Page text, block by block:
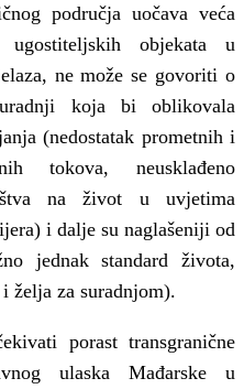
područja uočava veća
objekata u
ne može se govoriti o
koja bi oblikovala
(nedostatak prometnih i
tokova, neusklađeno
na život u uvjetima
i dalje su naglašeniji od
jednak standard života,
želja za suradnjom).
porast transgranične
ulaska Mađarske u